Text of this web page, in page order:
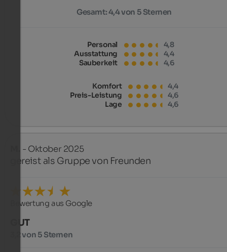
Gesamt:4,4 von 5 Sternen
Personal
4,8
Ausstattung
4,4
Sauberkeit
4,6
Komfort
4,4
Preis-Leistung
4,6
Lage
4,6
- Oktober 2025
gereist als Gruppe von Freunden
Bewertung aus Google
GUT
3,2 von 5 Sternen